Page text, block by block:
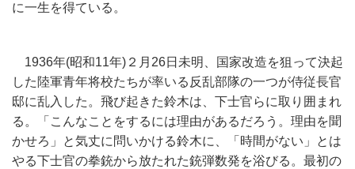
に一生を得ている。
1936年(昭和11年)２月26日未明、国家改造を狙って決起
した陸軍青年将校たちが率いる反乱部隊の一つが侍従長官
邸に乱入した。飛び起きた鈴木は、下士官らに取り囲まれ
る。「こんなことをするには理由があるだろう。理由を聞
かせろ」と気丈に問いかける鈴木に、「時間がない」とは
やる下士官の拳銃から放たれた銃弾数発を浴びる。最初の